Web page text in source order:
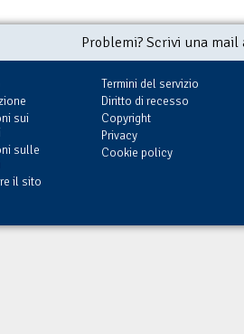
Problemi? Scrivi una
sui
sulle
il sito
Termini del servizio
Diritto di recesso
Copyright
Privacy
Cookie policy